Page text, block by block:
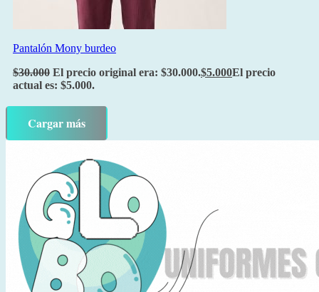
Pantalón Mony burdeo
$30.000 El precio original era: $30.000.$5.000El precio
actual es: $5.000.
Cargar más